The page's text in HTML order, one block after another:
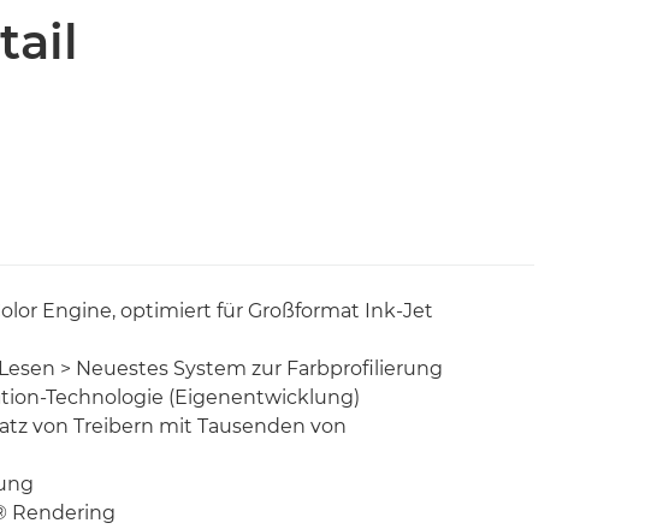
Engine, optimiert für Großformat Ink-Jet
> Neuestes System zur Farbprofilierung
Technologie (Eigenentwicklung)
von Treibern mit Tausenden von
Rendering